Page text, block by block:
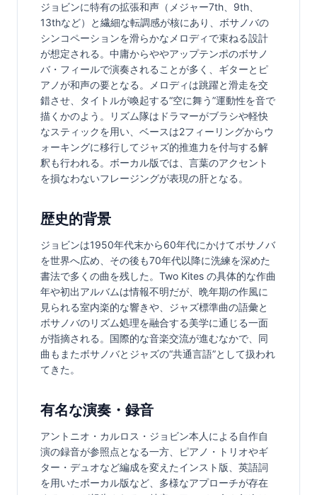
ジョビンに特有の拡張和声（メジャー7th、9th、
13thなど）と繊細な転調感が核にあり、ボサノバの
シンコペーションを滑らかなメロディで束ねる設計
が想定される。中庸からややアップテンポのボサノ
バ・フィールで演奏されることが多く、ギターとピ
アノが和声の要となる。メロディは跳躍と滑走を交
錯させ、タイトルが喚起する“空に舞う”運動性を音で
描くかのよう。リズム隊はドラマーがブラシや軽快
なスティックを用い、ベースは2フィーリングからウ
ォーキングに移行してジャズ的推進力を付与する解
釈も行われる。ボーカル版では、言葉のアクセント
を損なわないフレージングが表現の肝となる。
歴史的背景
ジョビンは1950年代末から60年代にかけてボサノバ
を世界へ広め、その後も70年代以降に洗練を深めた
書法で多くの曲を残した。Two Kites の具体的な作曲
年や初出アルバムは情報不明だが、晩年期の作風に
見られる室内楽的な響きや、ジャズ標準曲の語彙と
ボサノバのリズム処理を融合する美学に通じる一面
が指摘される。国際的な音楽交流が進むなかで、同
曲もまたボサノバとジャズの“共通言語”として扱われ
てきた。
有名な演奏・録音
アントニオ・カルロス・ジョビン本人による自作自
演の録音が参照点となる一方、ピアノ・トリオやギ
ター・デュオなど編成を変えたインスト版、英語詞
を用いたボーカル版など、多様なアプローチが存在